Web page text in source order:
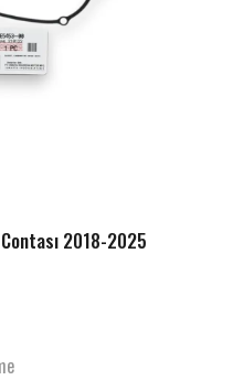
2018-2025